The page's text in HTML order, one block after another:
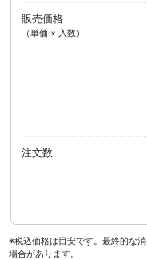
販売価格
（単価 × 入数）
注文数
※税込価格は目安です。最終的な
場合があります。